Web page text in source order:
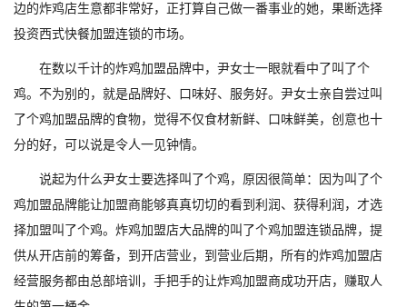
边的炸鸡店生意都非常好，正打算自己做一番事业的她，果断选择
投资西式快餐加盟连锁的市场。
在数以千计的炸鸡加盟品牌中，尹女士一眼就看中了叫了个
鸡。不为别的，就是品牌好、口味好、服务好。尹女士亲自尝过叫
了个鸡加盟品牌的食物，觉得不仅食材新鲜、口味鲜美，创意也十
分的好，可以说是令人一见钟情。
说起为什么尹女士要选择叫了个鸡，原因很简单：因为叫了个
鸡加盟品牌能让加盟商能够真真切切的看到利润、获得利润，才选
择加盟叫了个鸡。炸鸡加盟店大品牌的叫了个鸡加盟连锁品牌，提
供从开店前的筹备，到开店营业，到营业后期，所有的炸鸡加盟店
经营服务都由总部培训，手把手的让炸鸡加盟商成功开店，赚取人